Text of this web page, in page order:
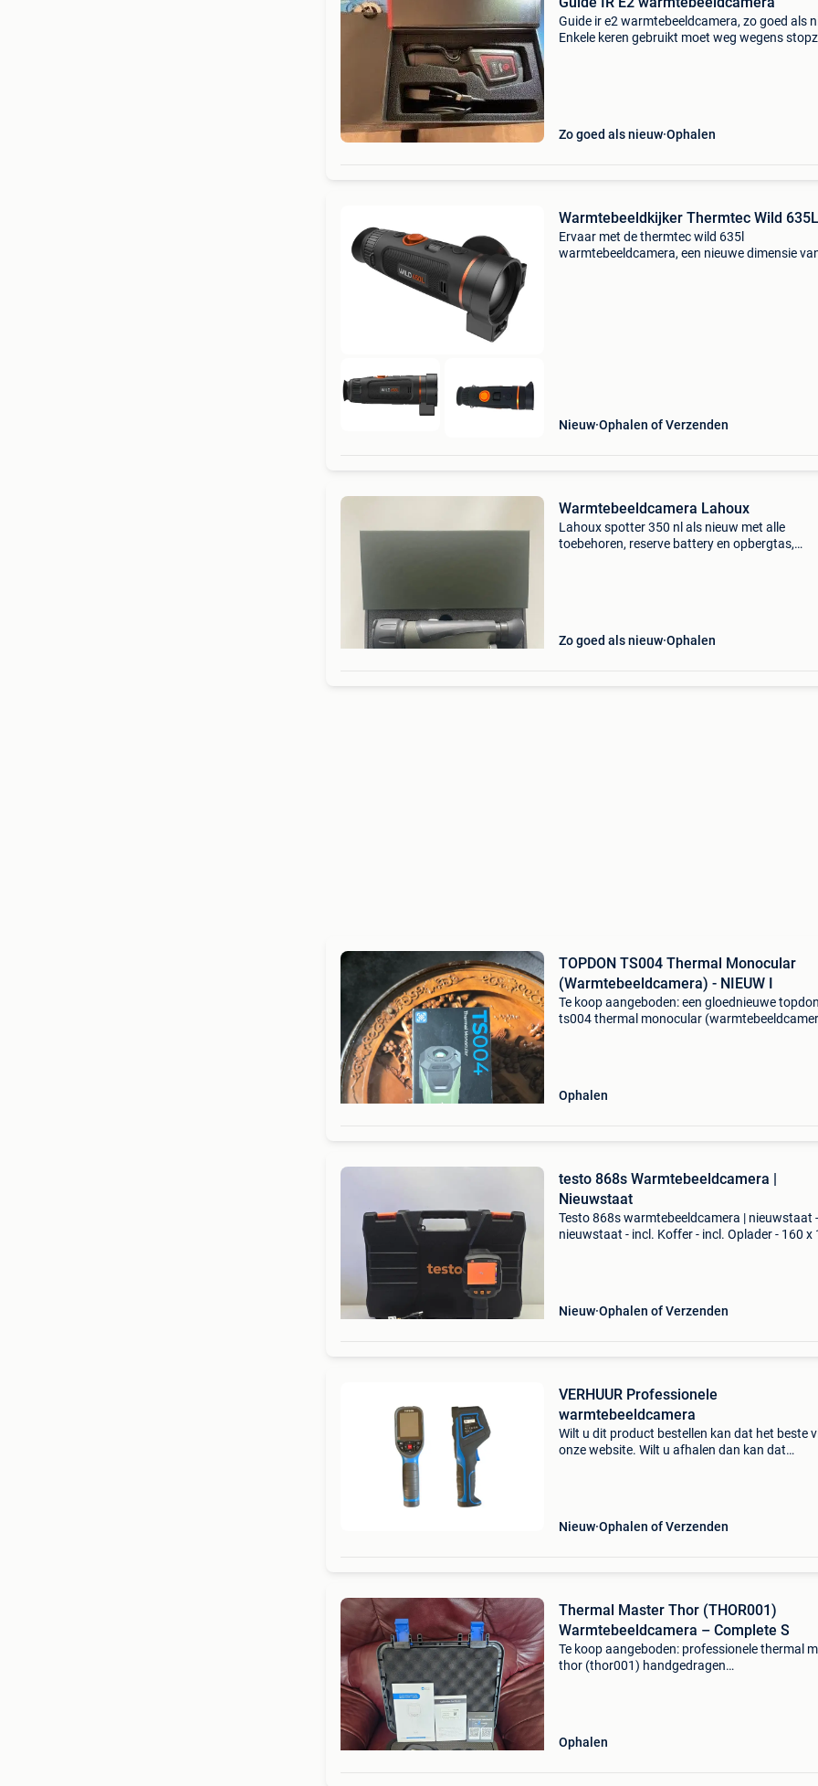
Guide ir e2 warmtebeeldcamera, zo goed als
Enkele keren gebruikt moet weg wegens
Zo goed als nieuw Ophalen
Warmtebeeldkijker Thermtec Wild 635L
Ervaar met de thermtec wild 635l
warmtebeeldcamera, een nieuwe dimensie
Nieuw Ophalen of Verzenden
Warmtebeeldcamera Lahoux
Lahoux spotter 350 nl als nieuw met alle
toebehoren, reserve battery en opbergtas,
Zo goed als nieuw Ophalen
TOPDON TS004 Thermal Monocular
(Warmtebeeldcamera) - NIEUW I
Te koop aangeboden: een gloednieuwe topdon
ts004 thermal monocular
Ophalen
testo 868s Warmtebeeldcamera |
Nieuwstaat
Testo 868s warmtebeeldcamera | nieuwstaat -
nieuwstaat - incl. Koffer - incl. Oplader - 160 x
Nieuw Ophalen of Verzenden
VERHUUR Professionele
warmtebeeldcamera
Wilt u dit product bestellen kan dat het beste
onze website. Wilt u afhalen dan kan dat
Nieuw Ophalen of Verzenden
Thermal Master Thor (THOR001)
Warmtebeeldcamera – Complete S
Te koop aangeboden: professionele thermal
thor (thor001) handgedragen
Ophalen